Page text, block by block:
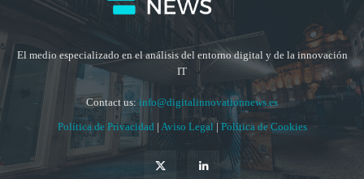
El medio especializado en el análisis del entorno digital y de la innovación
IT
Contact us: info@digitalinnovationnews.es
Política de Privacidad | Aviso Legal | Política de Cookies